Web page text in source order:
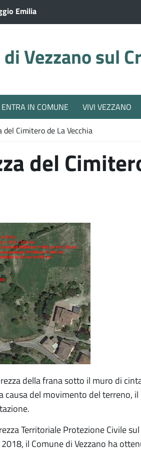
Emilia
Vezzano sul
ENTRA IN COMUNE VIVI VEZZANO
del Cimitero de La Vecchia
del
della frana sotto il muro di
causa del movimento del terreno,
Territoriale Protezione Civile sul
il Comune di Vezzano ha